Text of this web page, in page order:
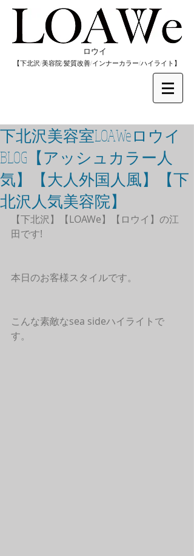
​ロウイ
​【下北沢/美容院/髪質改善/インナーカラー/​ハイライト】
下北沢美容室LOAWeロウイ
BLOG【アッシュカラー人
気】【大人外国人風】【下
北沢人気美容院】
【下北沢】【LOAWe】【ロウイ】の江
田です!
本日のお客様スタイルです。
こんな素敵なsea sideハイライトで
す。